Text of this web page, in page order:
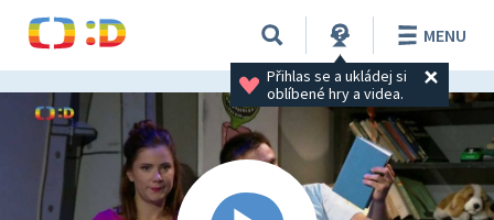
Přihlas se a ukládej si
oblíbené hry a videa.
MENU